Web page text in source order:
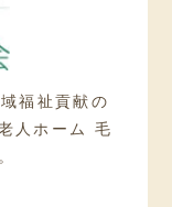
福祉貢献の
人ホーム 毛